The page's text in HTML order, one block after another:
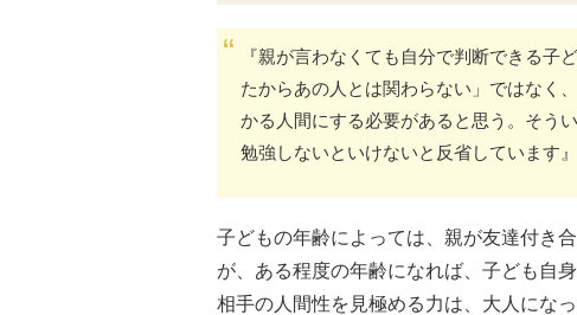
『親が言わなくても自分で判断できる子
たからあの人とは関わらない」ではなく
かる人間にする必要があると思う。そう
勉強しないといけないと反省しています』
子どもの年齢によっては、親が友達付き
が、ある程度の年齢になれば、子ども自
相手の人間性を見極める力は、大人にな